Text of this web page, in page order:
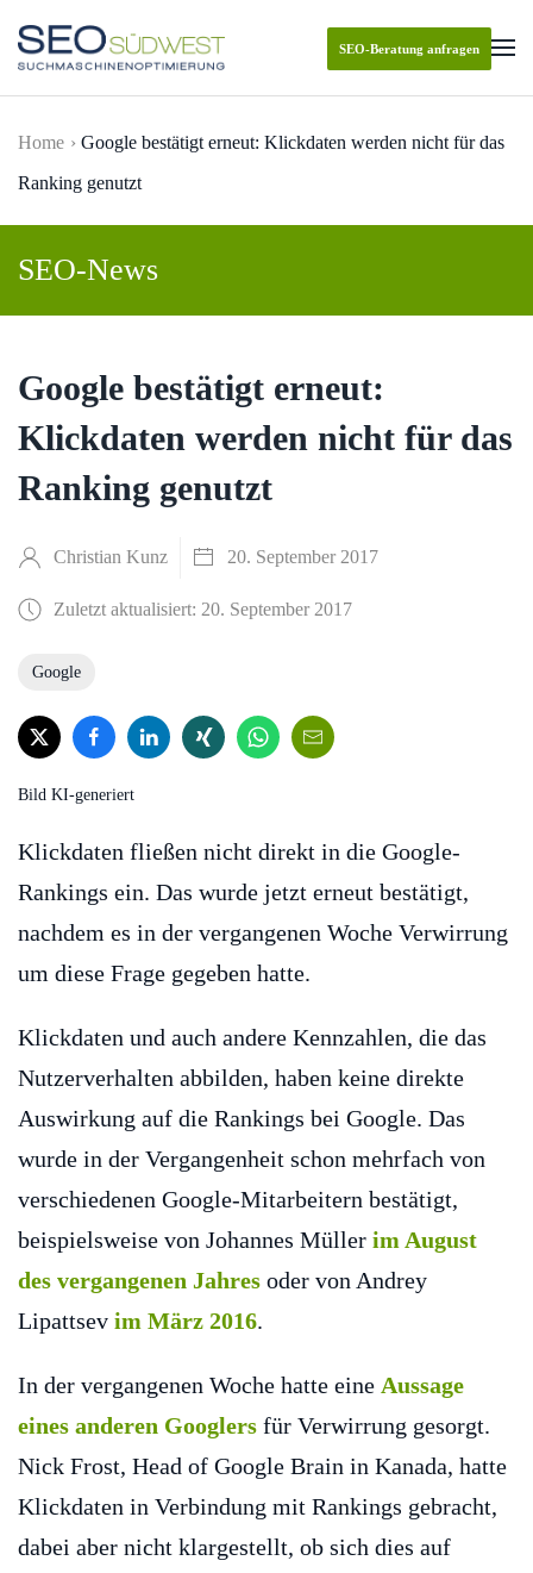
Skip to main content
SEO-Beratung anfragen
Home
Google bestätigt erneut: Klickdaten werden nicht für das
Ranking genutzt
SEO-News
Google bestätigt erneut:
Klickdaten werden nicht für das
Ranking genutzt
Christian Kunz 20. September 2017
Zuletzt aktualisiert: 20. September 2017
Google
Bild KI-generiert
Klickdaten fließen nicht direkt in die Google-
Rankings ein. Das wurde jetzt erneut bestätigt,
nachdem es in der vergangenen Woche Verwirrung
um diese Frage gegeben hatte.
Klickdaten und auch andere Kennzahlen, die das
Nutzerverhalten abbilden, haben keine direkte
Auswirkung auf die Rankings bei Google. Das
wurde in der Vergangenheit schon mehrfach von
verschiedenen Google-Mitarbeitern bestätigt,
beispielsweise von Johannes Müller im August
des vergangenen Jahres oder von Andrey
Lipattsev im März 2016.
In der vergangenen Woche hatte eine Aussage
eines anderen Googlers für Verwirrung gesorgt.
Nick Frost, Head of Google Brain in Kanada, hatte
Klickdaten in Verbindung mit Rankings gebracht,
dabei aber nicht klargestellt, ob sich dies auf